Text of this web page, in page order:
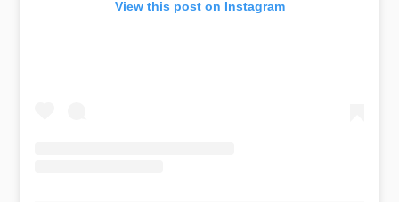
View this post on Instagram